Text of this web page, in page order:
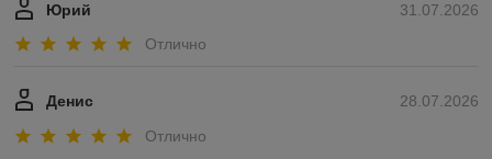
31.07.2026
Юрий
Отлично
28.07.2026
Денис
Отлично